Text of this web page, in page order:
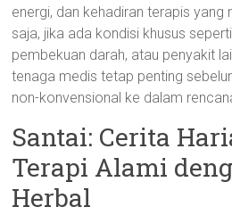
energi, dan kehadiran terapis yang
saja, jika ada kondisi khusus
pembekuan darah, atau penyakit
tenaga medis tetap penting
non-konvensional ke dalam
Santai: Cerita
Terapi Alami
Herbal